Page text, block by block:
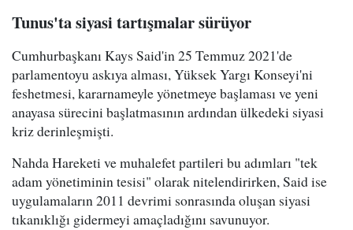
Tunus'ta siyasi tartışmalar sürüyor
Cumhurbaşkanı Kays Said'in 25 Temmuz 2021'de
parlamentoyu askıya alması, Yüksek Yargı Konseyi'ni
feshetmesi, kararnameyle yönetmeye başlaması ve yeni
anayasa sürecini başlatmasının ardından ülkedeki siyasi
kriz derinleşmişti.
Nahda Hareketi ve muhalefet partileri bu adımları "tek
adam yönetiminin tesisi" olarak nitelendirirken, Said ise
uygulamaların 2011 devrimi sonrasında oluşan siyasi
tıkanıklığı gidermeyi amaçladığını savunuyor.